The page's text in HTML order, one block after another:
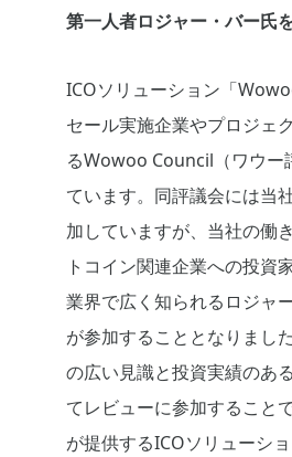
第一人者ロジャー・バー氏
ICOソリューション「
セール実施企業やプロジェ
るWowoo Council（ワウー
ています。同評議会には当
加していますが、当社の働
トコイン関連企業への投資
業界で広く知られるロジャ
が参加することとなりまし
の広い見識と投資実績のあ
てレビューに参加すること
が提供するICOソリューシ